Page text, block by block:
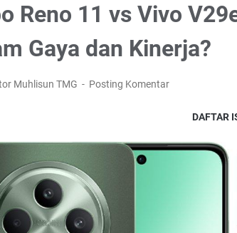
Reno 11 vs Vivo
Gaya dan Kinerja?
Muhlisun TMG Posting Komentar
DAFTAR
Desain: Oppo Lebih
Layar: Sama-sama
Performa: Oppo
Kamera: Oppo Lebih